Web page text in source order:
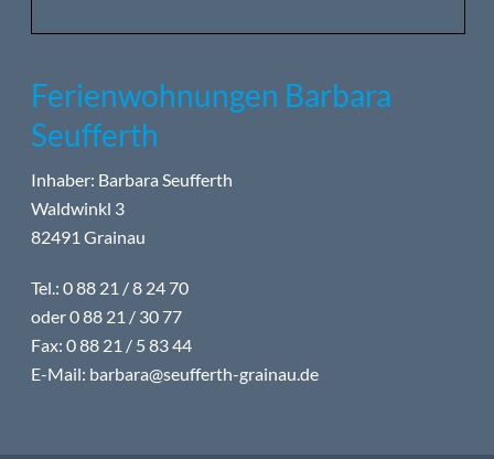
Ferienwohnungen Barbara
Seufferth
Inhaber: Barbara Seufferth
Waldwinkl 3
82491 Grainau
Tel.: 0 88 21 / 8 24 70
oder 0 88 21 / 30 77
Fax: 0 88 21 / 5 83 44
E-Mail: barbara@seufferth-grainau.de